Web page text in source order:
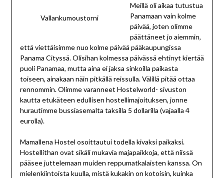
Vallankumoustorni
Meillä oli aikaa tutustua
Panamaan vain kolme
päivää, joten olimme
päättäneet jo aiemmin,
että viettäisimme nuo kolme päivää pääkaupungissa
Panama Cityssä. Olisihan kolmessa päivässä ehtinyt kiertää
puoli Panamaa, mutta aina ei jaksa sinkoilla paikasta
toiseen, ainakaan näin pitkällä reissulla. Välillä pitää ottaa
rennommin. Olimme varanneet Hostelworld- sivuston
kautta etukäteen edullisen hostellimajoituksen, jonne
hurautimme bussiasemalta taksilla 5 dollarilla (vajaalla 4
eurolla).
Mamallena Hostel osoittautui todella kivaksi paikaksi.
Hostellithan ovat sikäli mukavia majapaikkoja, että niissä
pääsee juttelemaan muiden reppumatkalaisten kanssa. On
mielenkiintoista kuulla, mistä kukakin on kotoisin, kuinka